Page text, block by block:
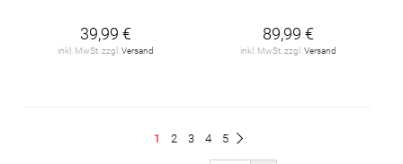
39,99 €
inkl. MwSt. zzgl. Versand
89,99 €
inkl. MwSt. zzgl. Versand
Du
1 Seite
2 Seite
3 Seite
4 Seite
5